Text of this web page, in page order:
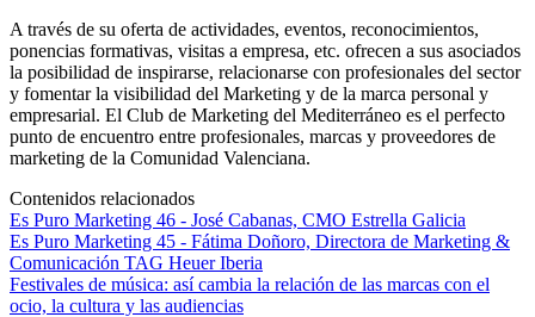
A través de su oferta de actividades, eventos, reconocimientos,
ponencias formativas, visitas a empresa, etc. ofrecen a sus asociados
la posibilidad de inspirarse, relacionarse con profesionales del sector
y fomentar la visibilidad del Marketing y de la marca personal y
empresarial. El Club de Marketing del Mediterráneo es el perfecto
punto de encuentro entre profesionales, marcas y proveedores de
marketing de la Comunidad Valenciana.
Contenidos relacionados
Es Puro Marketing 46 - José Cabanas, CMO Estrella Galicia
Es Puro Marketing 45 - Fátima Doñoro, Directora de Marketing &
Comunicación TAG Heuer Iberia
Festivales de música: así cambia la relación de las marcas con el
ocio, la cultura y las audiencias